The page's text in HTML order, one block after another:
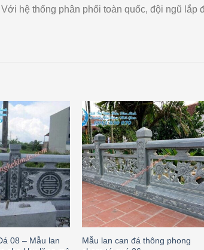
hệ thống phân phối toàn quốc, đội ngũ
08 – Mẫu lan
Mẫu lan can đá thông phong